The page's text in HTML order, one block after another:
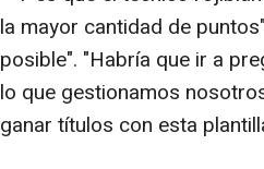
la mayor cantidad de
posible". "Habría que ir a
lo que gestionamos
ganar títulos con esta